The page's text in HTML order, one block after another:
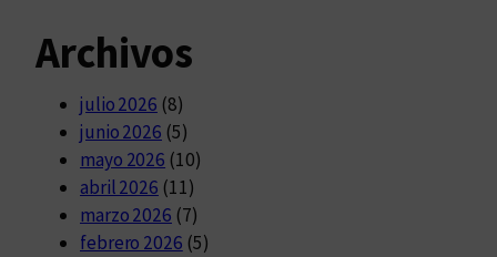
Archivos
julio 2026 (8)
junio 2026 (5)
mayo 2026 (10)
abril 2026 (11)
marzo 2026 (7)
febrero 2026 (5)